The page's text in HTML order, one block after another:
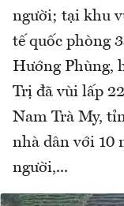
người; tại khu
tế quốc phòng
Hướng Phùng,
Trị đã vùi lấp
Nam Trà My,
nhà dân với 10
người,...